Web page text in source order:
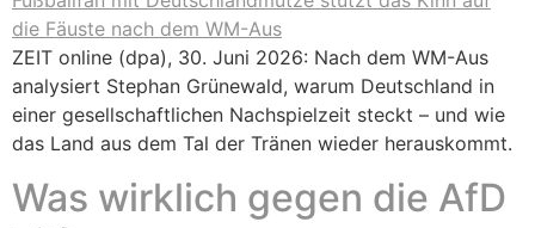
ZEIT online (dpa), 30. Juni 2026: Nach dem WM-Aus
analysiert Stephan Grünewald, warum Deutschland in
einer gesellschaftlichen Nachspielzeit steckt – und wie
das Land aus dem Tal der Tränen wieder herauskommt.
Was wirklich gegen die AfD